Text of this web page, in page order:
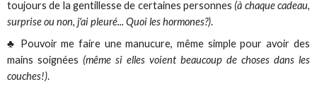
toujours de la gentillesse de certaines personnes (à chaque cadeau,
surprise ou non, j'ai pleuré... Quoi les hormones?).
♣ Pouvoir me faire une manucure, même simple pour avoir des
mains soignées (même si elles voient beaucoup de choses dans les
couches!).